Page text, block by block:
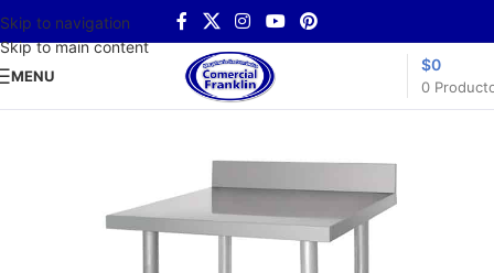
Skip to navigation
Skip to main content
MENU
0
$0